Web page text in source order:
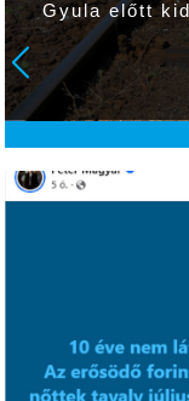
Gyula előtt